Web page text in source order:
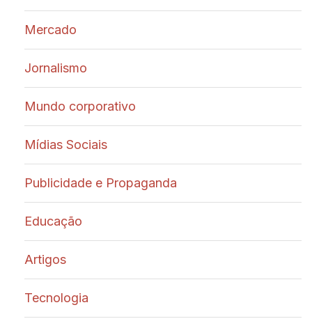
Mercado
Jornalismo
Mundo corporativo
Mídias Sociais
Publicidade e Propaganda
Educação
Artigos
Tecnologia